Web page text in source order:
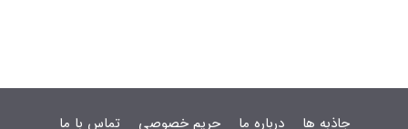
جاذبه ها درباره ما حریم خصوصی تماس با ما